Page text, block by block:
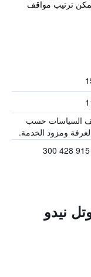
ترتيب مواقف
السياسات حسب
ومزود الخدمة.
نيدو